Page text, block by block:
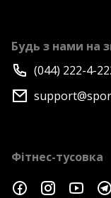
Будь з нами на
(044) 222-4-
Фітнес-тусовка